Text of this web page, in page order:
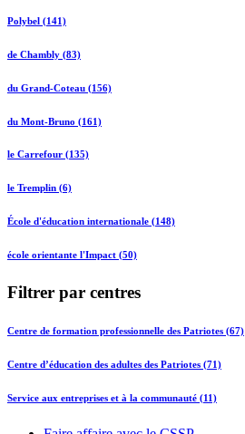
Polybel (141)
de Chambly (83)
du Grand-Coteau (156)
du Mont-Bruno (161)
le Carrefour (135)
le Tremplin (6)
École d'éducation internationale (148)
école orientante l'Impact (50)
Filtrer par centres
Centre de formation professionnelle des Patriotes (67)
Centre d’éducation des adultes des Patriotes (71)
Service aux entreprises et à la communauté (11)